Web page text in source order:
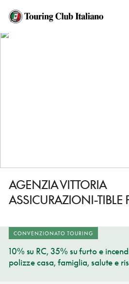
HOME
AGENZIA VITTORIA ASSICURAZIONI-TIBLE
AGENZIA VITTORIA
ASSICURAZIONI-TIBLE
CONVENZIONATO TOURING
10% su RC, 35% su furto e
polizze casa, famiglia, salute e